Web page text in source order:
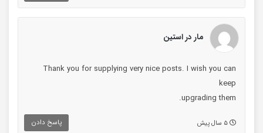
مار در استین
Thank you for supplying very nice posts. I wish you can
keep
upgrading them.
پاسخ دادن